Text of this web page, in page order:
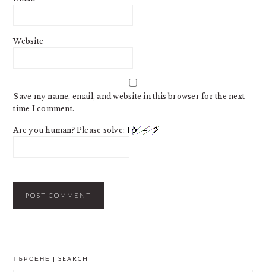
Website
Save my name, email, and website in this browser for the next
time I comment.
Are you human? Please solve:
ТЪРСЕНЕ | SEARCH